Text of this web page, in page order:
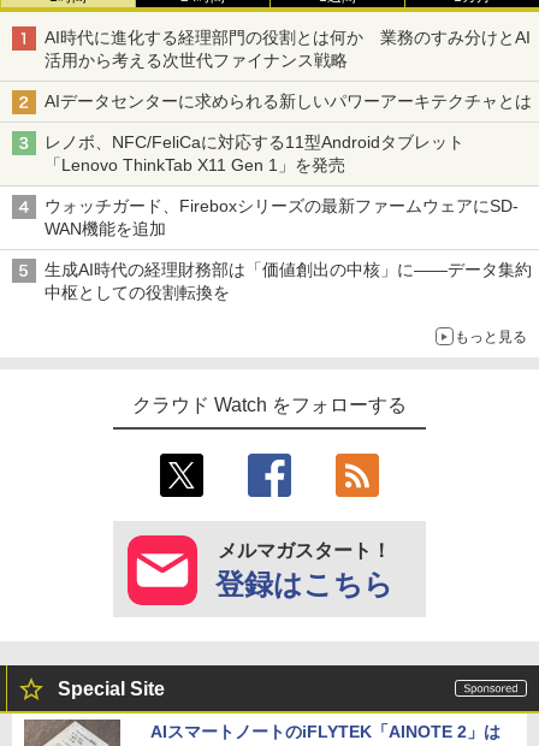
AI時代に進化する経理部門の役割とは何か 業務のすみ分けとAI
活用から考える次世代ファイナンス戦略
AIデータセンターに求められる新しいパワーアーキテクチャとは
レノボ、NFC/FeliCaに対応する11型Androidタブレット
「Lenovo ThinkTab X11 Gen 1」を発売
ウォッチガード、Fireboxシリーズの最新ファームウェアにSD-
WAN機能を追加
生成AI時代の経理財務部は「価値創出の中核」に――データ集約
中枢としての役割転換を
もっと見る
クラウド Watch をフォローする
メルマガスタート！
登録はこちら
Special Site
AIスマートノートのiFLYTEK「AINOTE 2」は